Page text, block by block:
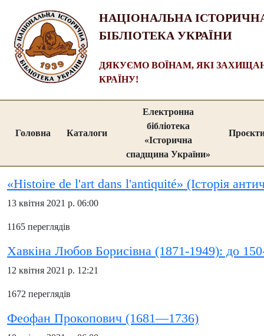
НАЦІОНАЛЬНА
БІБЛІОТЕКА УКРАЇНИ
ДЯКУЄМО ВОЇНАМ, ЯКІ
КРАЇНУ!
Головна Каталоги
Електронна
бібліотека
«Історична
спадщина України»
«Histoire de l'art dans l'antiquité» (Історія
13 квітня 2021 р. 06:00
1165 переглядів
Хавкіна Любов Борисівна (1871-1949): до
12 квітня 2021 р. 12:21
1672 переглядів
Феофан Прокопович (1681—1736)